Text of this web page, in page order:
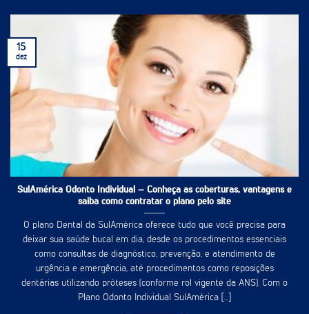
SulAmérica Odonto Individual – Conheça as coberturas, vantagens e
saiba como contratar o plano pelo site
O plano Dental da SulAmérica oferece tudo que você precisa para
deixar sua saúde bucal em dia, desde os procedimentos essenciais
como consultas de diagnóstico, prevenção, e atendimento de
urgência e emergência, até procedimentos como reposições
dentárias utilizando próteses (conforme rol vigente da ANS). Com o
Plano Odonto Individual SulAmérica [...]
15
dez